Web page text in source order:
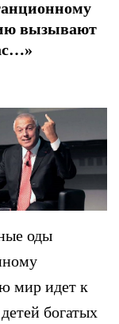
вызывают
оды
мир идет к
богатых